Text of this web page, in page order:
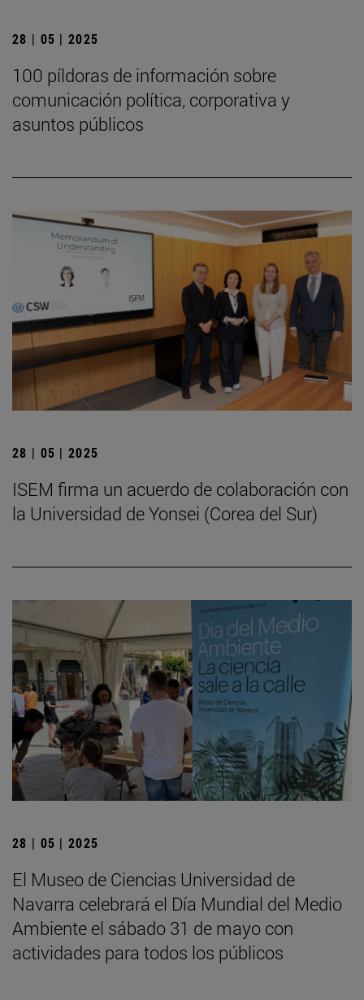
28 | 05 | 2025
100 píldoras de información sobre
comunicación política, corporativa y
asuntos públicos
28 | 05 | 2025
ISEM firma un acuerdo de colaboración con
la Universidad de Yonsei (Corea del Sur)
28 | 05 | 2025
El Museo de Ciencias Universidad de
Navarra celebrará el Día Mundial del Medio
Ambiente el sábado 31 de mayo con
actividades para todos los públicos